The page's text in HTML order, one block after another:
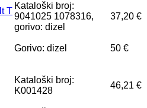
T
Kataloški broj:
9041025 1078316,
gorivo: dizel
37,20 €
Gorivo: dizel 50 €
Kataloški broj:
K001428
46,21 €